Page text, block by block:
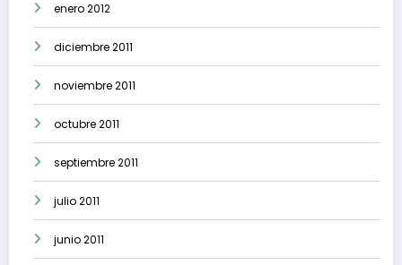
enero 2012
diciembre 2011
noviembre 2011
octubre 2011
septiembre 2011
julio 2011
junio 2011